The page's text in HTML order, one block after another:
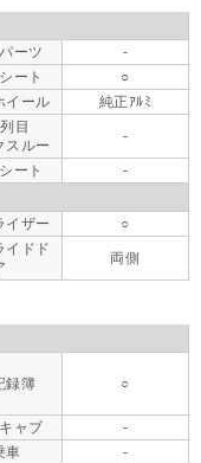
ーツ
-
ート
○
イール 純正ｱﾙﾐ
目
スルー
-
ート -
イザー
○
イドド
両側
録簿 ○
ャブ
-
車 -